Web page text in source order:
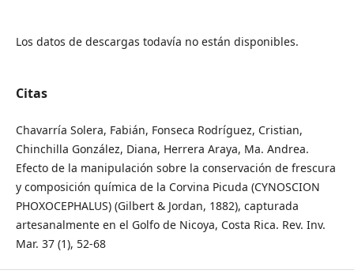
Los datos de descargas todavía no están disponibles.
Citas
Chavarría Solera, Fabián, Fonseca Rodríguez, Cristian,
Chinchilla González, Diana, Herrera Araya, Ma. Andrea.
Efecto de la manipulación sobre la conservación de frescura
y composición química de la Corvina Picuda (CYNOSCION
PHOXOCEPHALUS) (Gilbert & Jordan, 1882), capturada
artesanalmente en el Golfo de Nicoya, Costa Rica. Rev. Inv.
Mar. 37 (1), 52-68